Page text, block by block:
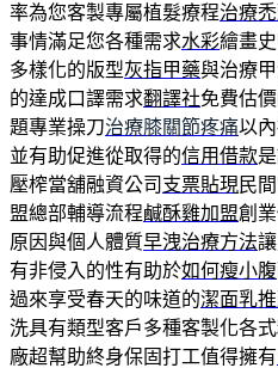
率為您客製專屬植髮療程治療
事情滿足您各種需求水彩繪畫
多樣化的版型灰指甲藥與治療
的達成口譯需求翻譯社免費估
題專業操刀治療膝關節疼痛以
並有助促進從取得的信用借款
壓榨當舖融資公司 支票貼現 民
盟總部輔導流程鹹酥雞加盟創
原因與個人體質早洩治療方法
有非侵入的性有助於如何瘦小腹
過來享受春天的味道的潔面乳
洗具有類型客戶多種客製化各
廠超幫助終身保固打工值得擁有